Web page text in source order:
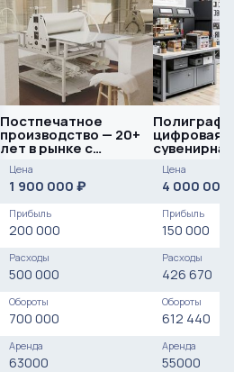
Постпечатное
производство — 20+
лет в рынке с
действующими
контрактами
Цена
1 900 000 ₽
Прибыль
200 000
Расходы
500 000
Обороты
700 000
Аренда
63000
цифровая
сувенирная
продукция
Цена
4 000 000
Прибыль
150 000
Расходы
426 670
Обороты
612 440
Аренда
55000